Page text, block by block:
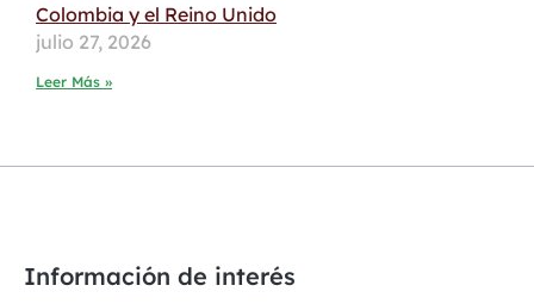
Colombia y el Reino Unido
julio 27, 2026
Leer Más »
Información de interés